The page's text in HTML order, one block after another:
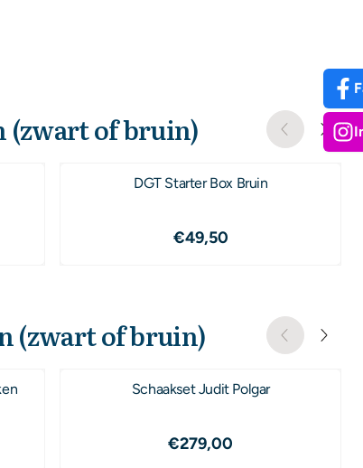
(zwart of bruin)
DGT Starter Box Bruin
Prijs: 49,50
€49,50
(zwart of bruin)
Schaakset Judit Polgar
Prijs: 279,00
€279,00